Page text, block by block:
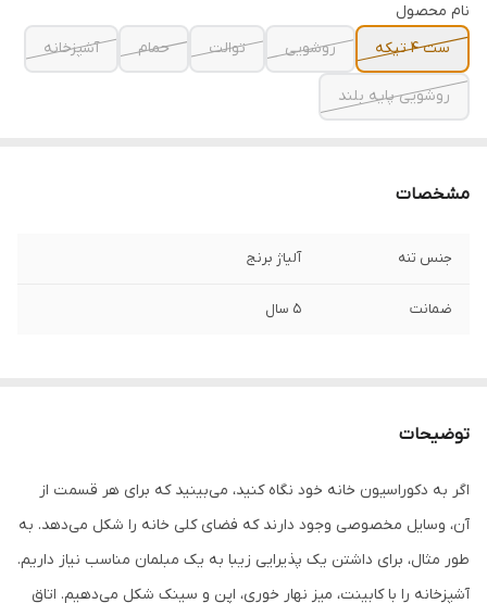
نام محصول
ست 4 تیکه
روشویی توالت حمام آشپزخانه
روشویی پایه بلند
مشخصات
جنس تنه آلیاژ برنج
ضمانت 5 سال
توضیحات
اگر به دکوراسیون خانه خود نگاه کنید، می‌بینید که برای هر قسمت از
آن، وسایل مخصوصی وجود دارند که فضای کلی خانه را شکل می‌دهد. به
طور مثال، برای داشتن یک پذیرایی زیبا به یک مبلمان مناسب نیاز داریم.
آشپزخانه را با کابینت، میز نهار خوری، اپن و سینک شکل می‌دهیم. اتاق